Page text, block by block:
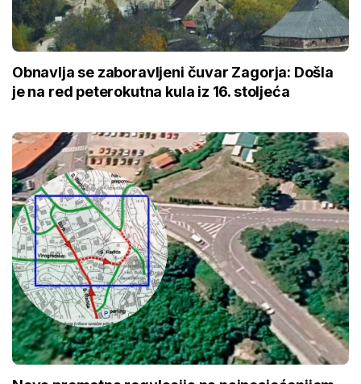
Obnavlja se zaboravljeni čuvar Zagorja: Došla
je na red peterokutna kula iz 16. stoljeća